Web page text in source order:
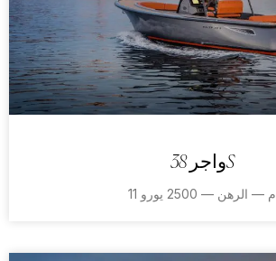
واجر 38S
11 م — الرهن — 2500 يورو